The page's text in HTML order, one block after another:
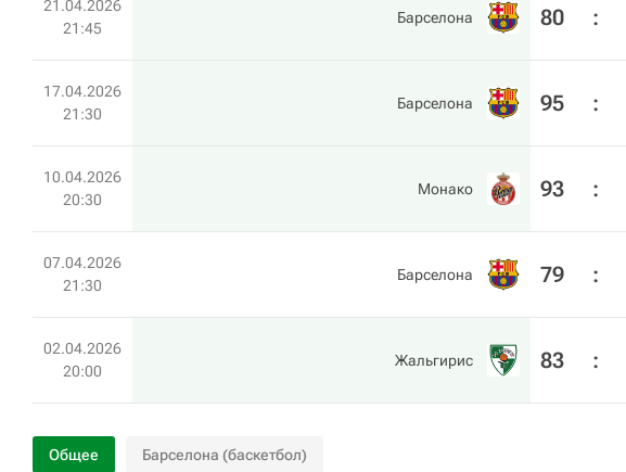
21.04.2026
21:45
Барселона 80 :
17.04.2026
21:30
Барселона 95 :
10.04.2026
20:30
Монако 93 :
07.04.2026
21:30
Барселона 79 :
02.04.2026
20:00
Жальгирис 83 :
Общее Барселона (баскетбол)